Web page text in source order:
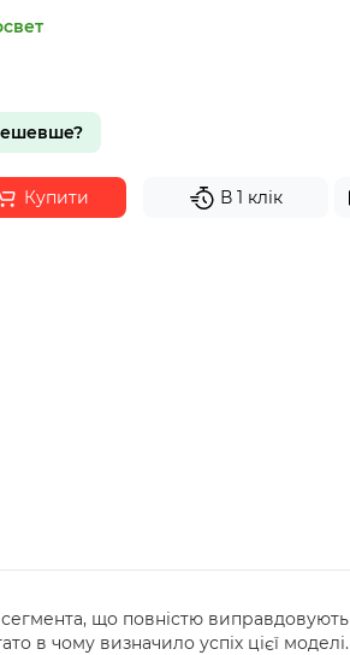
Купити В 1 клік
що повністю виправдовують
в чому визначило успіх цієї моделі.